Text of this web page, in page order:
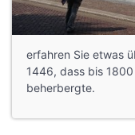
erfahren Sie etwas
1446, dass bis
beherbergte.